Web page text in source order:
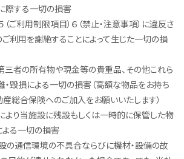
際する一切の損害
ご利用制限項目）６（禁止・注意事項）に違反さ
利用を謝絶することによって生じた一切の損
三者の所有物や現金等の貴重品、その他これら
・毀損による一切の損害（高額な物品をお持ち
総合保険へのご加入をお願いいたします）
より当施設に残設もしくは一時的に保管した物
よる一切の損害
の通信環境の不具合ならびに機材・設備の故